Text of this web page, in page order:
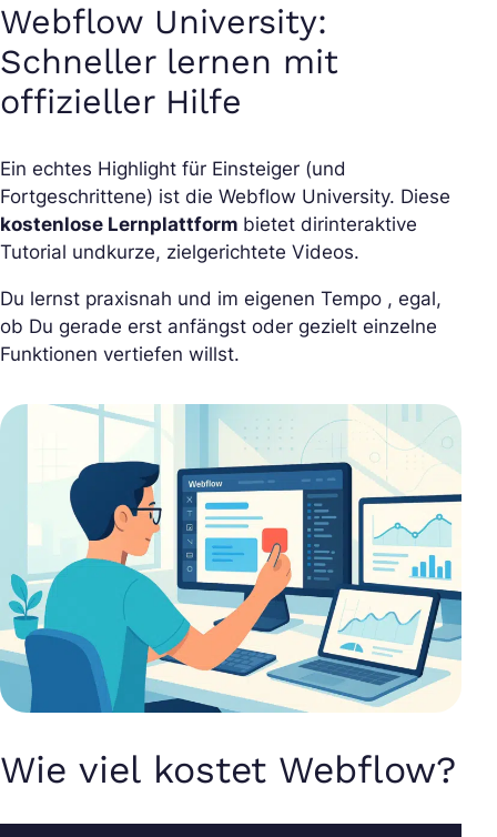
Webflow University:
Schneller lernen mit
offizieller Hilfe
Ein echtes Highlight für Einsteiger (und
Fortgeschrittene) ist die Webflow University. Diese
kostenlose Lernplattform bietet dirinteraktive
Tutorial undkurze, zielgerichtete Videos.
Du lernst praxisnah und im eigenen Tempo , egal,
ob Du gerade erst anfängst oder gezielt einzelne
Funktionen vertiefen willst.
Wie viel kostet Webflow?